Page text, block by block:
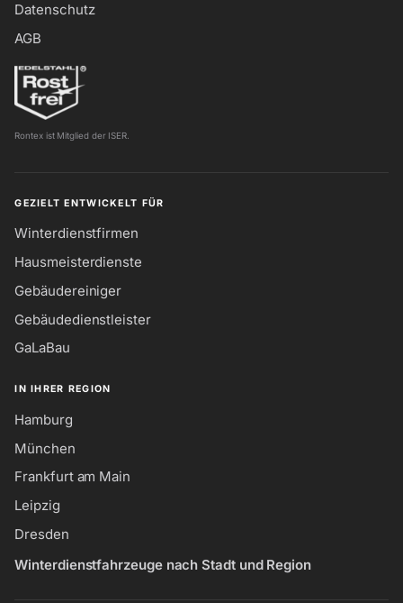
Datenschutz
AGB
Rontex ist Mitglied der ISER.
GEZIELT ENTWICKELT FÜR
Winterdienstfirmen
Hausmeisterdienste
Gebäudereiniger
Gebäudedienstleister
GaLaBau
IN IHRER REGION
Hamburg
München
Frankfurt am Main
Leipzig
Dresden
Winterdienstfahrzeuge nach Stadt und Region